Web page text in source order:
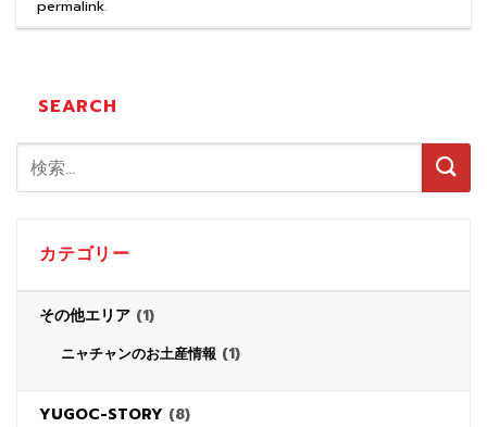
SEARCH
カテゴリー
その他エリア (1)
ニャチャンのお土産情報 (1)
YUGOC-STORY (8)
permalink.